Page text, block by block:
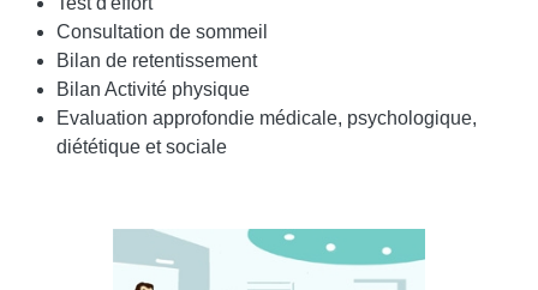
Consultation de sommeil
Bilan de retentissement
Bilan Activité physique
Evaluation approfondie médicale, psychologique,
diététique et sociale